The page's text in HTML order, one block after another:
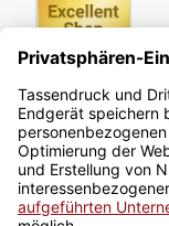
Newsletter